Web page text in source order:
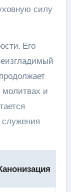
силу
Его
молитвах и